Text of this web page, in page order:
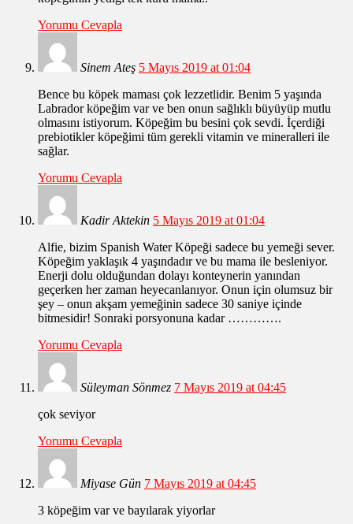
Yorumu Cevapla
Sinem Ateş 5 Mayıs 2019 at 01:04
Bence bu köpek maması çok lezzetlidir. Benim 5 yaşında
Labrador köpeğim var ve ben onun sağlıklı büyüyüp mutlu
olmasını istiyorum. Köpeğim bu besini çok sevdi. İçerdiği
prebiotikler köpeğimi tüm gerekli vitamin ve mineralleri ile
sağlar.
Yorumu Cevapla
Kadir Aktekin 5 Mayıs 2019 at 01:04
Alfie, bizim Spanish Water Köpeği sadece bu yemeği sever.
Köpeğim yaklaşık 4 yaşındadır ve bu mama ile besleniyor.
Enerji dolu olduğundan dolayı konteynerin yanından
geçerken her zaman heyecanlanıyor. Onun için olumsuz bir
şey – onun akşam yemeğinin sadece 30 saniye içinde
bitmesidir! Sonraki porsyonuna kadar ………….
Yorumu Cevapla
Süleyman Sönmez 7 Mayıs 2019 at 04:45
çok seviyor
Yorumu Cevapla
Miyase Gün 7 Mayıs 2019 at 04:45
3 köpeğim var ve bayılarak yiyorlar